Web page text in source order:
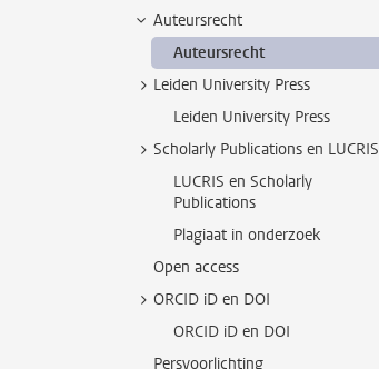
Auteursrecht
Auteursrecht
Leiden University Press
Leiden University Press
Scholarly Publications en LUCRIS
LUCRIS en Scholarly
Publications
Plagiaat in onderzoek
Open access
ORCID iD en DOI
ORCID iD en DOI
Persvoorlichting